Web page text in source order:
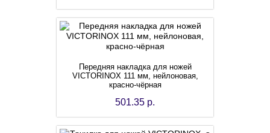
Передняя накладка для ножей
VICTORINOX 111 мм, нейлоновая,
красно-чёрная
501.35 р.